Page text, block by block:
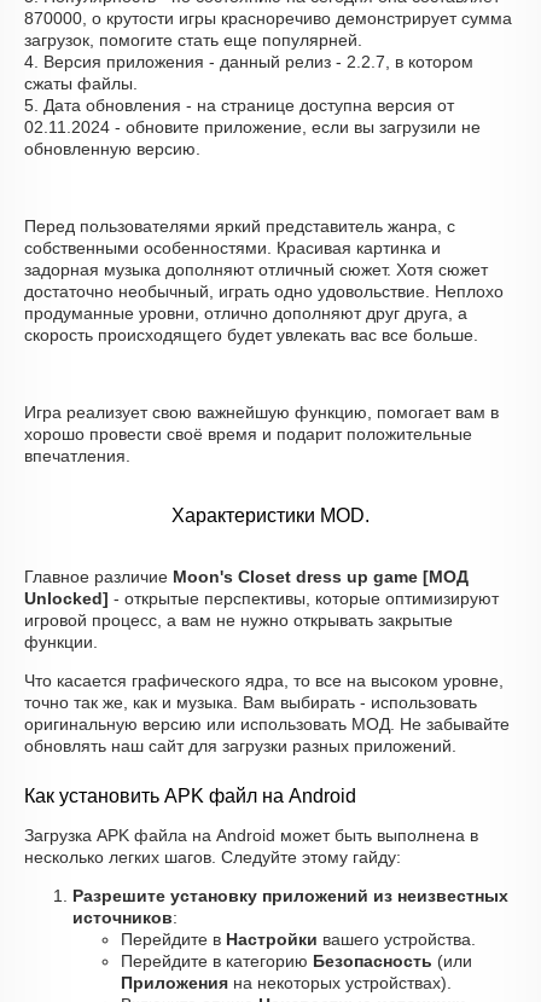
870000, о крутости игры красноречиво демонстрирует сумма
загрузок, помогите стать еще популярней.
4. Версия приложения - данный релиз - 2.2.7, в котором
сжаты файлы.
5. Дата обновления - на странице доступна версия от
02.11.2024 - обновите приложение, если вы загрузили не
обновленную версию.
Перед пользователями яркий представитель жанра, с
собственными особенностями. Красивая картинка и
задорная музыка дополняют отличный сюжет. Хотя сюжет
достаточно необычный, играть одно удовольствие. Неплохо
продуманные уровни, отлично дополняют друг друга, а
скорость происходящего будет увлекать вас все больше.
Игра реализует свою важнейшую функцию, помогает вам в
хорошо провести своё время и подарит положительные
впечатления.
Характеристики MOD.
Главное различие Moon's Closet dress up game [МОД
Unlocked] - открытые перспективы, которые оптимизируют
игровой процесс, а вам не нужно открывать закрытые
функции.
Что касается графического ядра, то все на высоком уровне,
точно так же, как и музыка. Вам выбирать - использовать
оригинальную версию или использовать МОД. Не забывайте
обновлять наш сайт для загрузки разных приложений.
Как установить APK файл на Android
Загрузка APK файла на Android может быть выполнена в
несколько легких шагов. Следуйте этому гайду:
Разрешите установку приложений из неизвестных
источников:
Перейдите в Настройки вашего устройства.
Перейдите в категорию Безопасность (или
Приложения на некоторых устройствах).